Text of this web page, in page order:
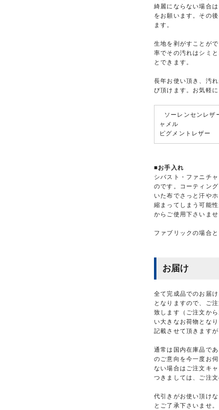
綺麗にならない場合
をお願います。その
ます。
生地を剥がすことが
率でその汚れはシミ
とできます。
長年お使い頂き、汚
び頂けます。お気軽
ソーレンセンレ
ャメル
ピグメントレザー
■お手入れ
シバスト・ファニチ
のです。コーティン
いた布でさっと汗や
縮まってしまう可能
からご使用下さいま
ファブリックの場合
お届け
全て完成品でのお届
となりますので、ご
致します（ご注文か
い大きなお荷物とな
記載させて頂きます
通常は国内在庫品で
のご意向を今一度お
ない場合はご注文キ
つきましては、ご注
代引きがお使い頂け
とご了承下さいませ。